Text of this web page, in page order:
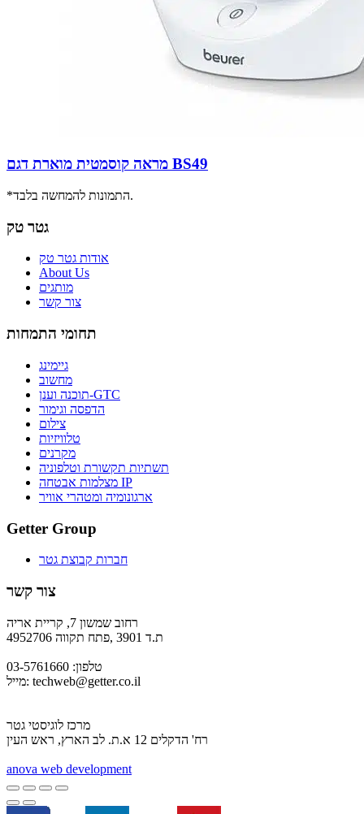
מראה קוסמטית מוארת דגם BS49
*התמונות להמחשה בלבד.
גטר טק
אודות גטר טק
About Us
מותגים
צור קשר
תחומי התמחות
גיימינג
מחשוב
תוכנה וענן-GTC
הדפסה וגימור
צילום
טלוויזיות
מקרנים
תשתיות תקשורת וטלפוניה
מצלמות אבטחה IP
ארגונומיה ומטהרי אוויר
Getter Group
חברות קבוצת גטר
צור קשר
רחוב שמשון 7, קריית אריה
ת.ד 3901 ,פתח תקווה 4952706
טלפון: 03-5761660
מייל: techweb@getter.co.il
מרכז לוגיסטי גטר
רח' הדקלים 12 א.ת. לב הארץ, ראש העין
anova web development